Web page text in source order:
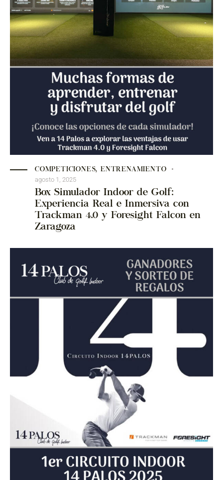
COMPETICIONES,ENTRENAMIENTO
agosto 1, 2025
Box Simulador Indoor de Golf:
Experiencia Real e Inmersiva con
Trackman 4.0 y Foresight Falcon en
Zaragoza